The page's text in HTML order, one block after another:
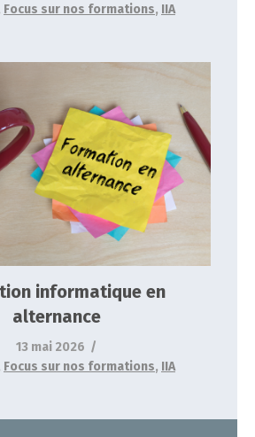
Focus sur nos formations, IIA
en alternance
Focus sur nos formations IIA
informatique en
alternance
13 mai 2026
Focus sur nos formations, IIA